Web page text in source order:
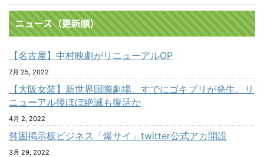
ニュース（更新順）
【名古屋】中村映劇がリニューアルOP
7月 25, 2022
【大阪女装】新世界国際劇場、すでにゴキブリが発生。リ
ニューアル後ほぼ絶滅も復活か
4月 2, 2022
貧困掲示板ビジネス「爆サイ」twitter公式アカ開設
3月 29, 2022